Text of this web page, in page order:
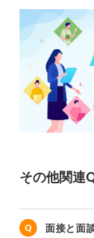
その他関連
面接と面